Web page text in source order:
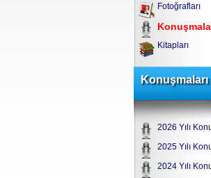
Fotoğrafları
Kitapları
Konuşmaları
2026 Yılı
2025 Yılı
2024 Yılı